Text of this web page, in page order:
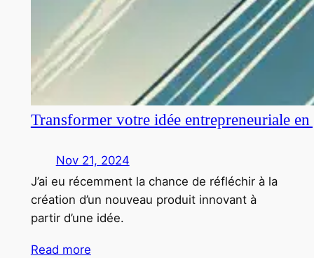
Transformer votre idée entrepreneuriale
Nov 21, 2024
J’ai eu récemment la chance de réfléchir à la
création d’un nouveau produit innovant à
partir d’une idée.
Read more